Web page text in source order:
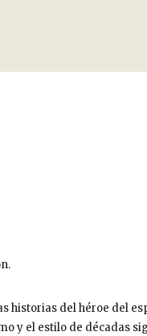
historias del héroe del
y el estilo de décadas